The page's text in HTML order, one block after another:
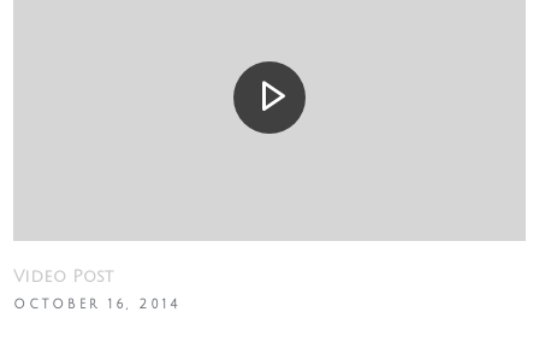
Video Post
OCTOBER 16, 2014